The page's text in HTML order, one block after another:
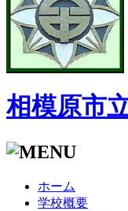
相模原市
ホーム
学校概要